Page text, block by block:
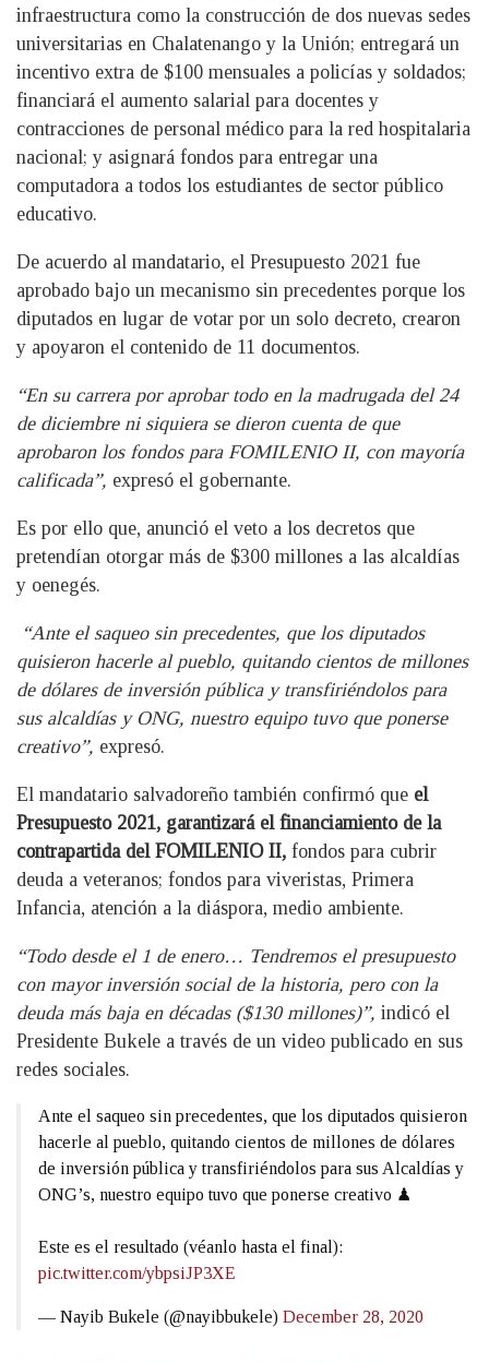
infraestructura como la construcción de dos nuevas sedes
universitarias en Chalatenango y la Unión; entregará un
incentivo extra de $100 mensuales a policías y soldados;
financiará el aumento salarial para docentes y
contracciones de personal médico para la red hospitalaria
nacional; y asignará fondos para entregar una
computadora a todos los estudiantes de sector público
educativo.
De acuerdo al mandatario, el Presupuesto 2021 fue
aprobado bajo un mecanismo sin precedentes porque los
diputados en lugar de votar por un solo decreto, crearon
y apoyaron el contenido de 11 documentos.
“En su carrera por aprobar todo en la madrugada del 24
de diciembre ni siquiera se dieron cuenta de que
aprobaron los fondos para FOMILENIO II, con mayoría
calificada”, expresó el gobernante.
Es por ello que, anunció el veto a los decretos que
pretendían otorgar más de $300 millones a las alcaldías
y oenegés.
“Ante el saqueo sin precedentes, que los diputados
quisieron hacerle al pueblo, quitando cientos de millones
de dólares de inversión pública y transfiriéndolos para
sus alcaldías y ONG, nuestro equipo tuvo que ponerse
creativo”, expresó.
El mandatario salvadoreño también confirmó que el
Presupuesto 2021, garantizará el financiamiento de la
contrapartida del FOMILENIO II, fondos para cubrir
deuda a veteranos; fondos para viveristas, Primera
Infancia, atención a la diáspora, medio ambiente.
“Todo desde el 1 de enero… Tendremos el presupuesto
con mayor inversión social de la historia, pero con la
deuda más baja en décadas ($130 millones)”, indicó el
Presidente Bukele a través de un video publicado en sus
redes sociales.
Ante el saqueo sin precedentes, que los diputados quisieron
hacerle al pueblo, quitando cientos de millones de dólares
de inversión pública y transfiriéndolos para sus Alcaldías y
ONG’s, nuestro equipo tuvo que ponerse creativo ♟
Este es el resultado (véanlo hasta el final):
pic.twitter.com/ybpsiJP3XE
— Nayib Bukele (@nayibbukele) December 28, 2020